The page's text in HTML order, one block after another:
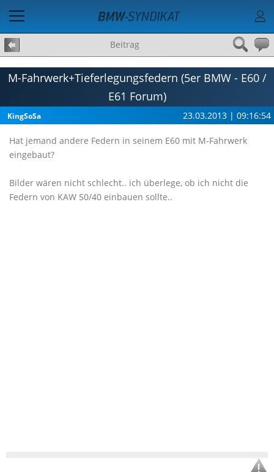
Beitrag
M-Fahrwerk+Tieferlegungsfedern (5er BMW - E60 /
E61 Forum)
KingSoSa 23.03.2013 | 09:16:54
Hat jemand andere Federn in seinem E60 mit M-Fahrwerk
eingebaut?
Bilder wären nicht schlecht.. ich überlege, ob ich nicht die
Federn von KAW 50/40 einbauen sollte..